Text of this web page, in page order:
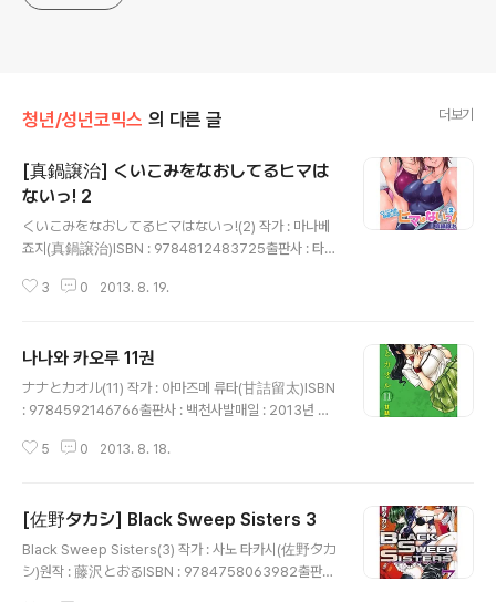
청년/성년코믹스 의 다른 글 더보기
[真鍋譲治] くいこみをなおしてるヒマは
ないっ! 2
くいこみをなおしてるヒマはないっ!(2) 작가 : 마나베
죠지(真鍋譲治)ISBN : 9784812483725출판사 : 타케
3 0 2013. 8. 19.
나나와 카오루 11권
ナナとカオル(11) 작가 : 아마즈메 류타(甘詰留太)ISBN
: 9784592146766출판사 : 백천사발매일 : 2013년 7
5 0 2013. 8. 18.
[佐野タカシ] Black Sweep Sisters 3
Black Sweep Sisters(3) 작가 : 사노 타카시(佐野タカ
シ)원작 : 藤沢とおるISBN : 9784758063982출판사